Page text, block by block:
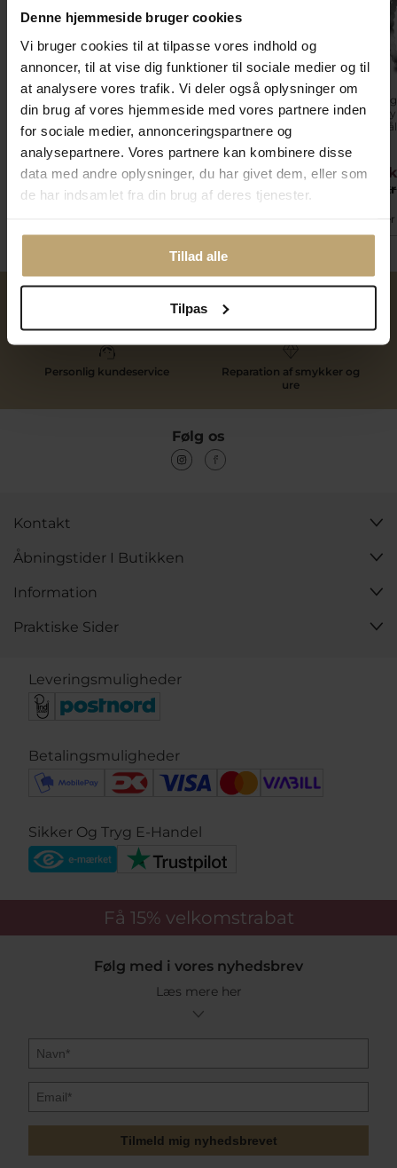
Denne hjemmeside bruger cookies
Vi bruger cookies til at tilpasse vores indhold og
annoncer, til at vise dig funktioner til sociale medier og til
at analysere vores trafik. Vi deler også oplysninger om
din brug af vores hjemmeside med vores partnere inden
for sociale medier, annonceringspartnere og
analysepartnere. Vores partnere kan kombinere disse
data med andre oplysninger, du har givet dem, eller som
de har indsamlet fra din brug af deres tjenester.
Tillad alle
Tilpas
Bering ring Arctic
Symphony inderring
poleret guld stjerner
(str. 50-75)
200,00 kr
160,00 kr
Bering Arctic
Symphony inderring
smal poleret stål m. cz
(str. 55-68)
300,00 kr
240,00 kr
Bering
poleret
150,00 kr
120,00
På lager
Personlig kundeservice
Reparation af smykker og
ure
Følg os
Kontakt
Åbningstider I Butikken
Information
Praktiske Sider
Leveringsmuligheder
Betalingsmuligheder
Sikker Og Tryg E-Handel
Få 15% velkomstrabat
Følg med i vores nyhedsbrev
Læs mere her
Tilmeld mig nyhedsbrevet